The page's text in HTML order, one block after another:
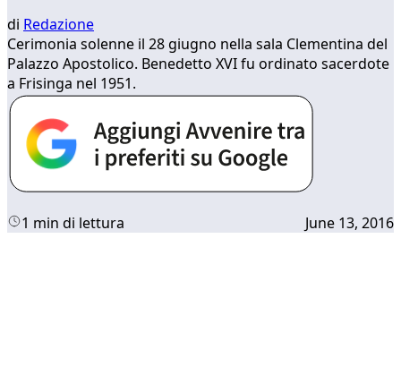
di Redazione
​Cerimonia solenne il 28 giugno nella sala Clementina del
Palazzo Apostolico. Benedetto XVI fu ordinato sacerdote
a Frisinga nel 1951.
1 min di lettura June 13, 2016